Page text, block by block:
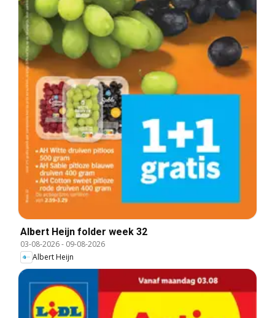
Albert Heijn folder week 32
03-08-2026- 09-08-2026
Albert Heijn